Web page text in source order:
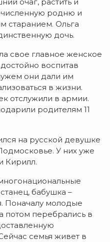
родню и
старанием. Ольга
дочь.
свое главное женское
воспитав
они дали им
в жизни.
отслужили в армии.
родителям 11
на русской девушке
У них уже
Кирилл.
бабушка –
Поначалу молодые
потом перебрались в
семья живет в